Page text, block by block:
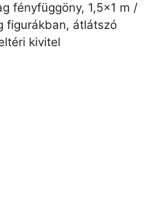
fényfüggöny, 1,5x1 m /
figurákban, átlátszó
kivitel